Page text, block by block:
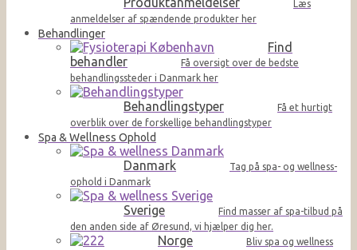
Læs
anmeldelser af spændende produkter her
Behandlinger
Find
behandler
Få oversigt over de bedste
behandlingssteder i Danmark her
Behandlingstyper
Få et hurtigt
overblik over de forskellige behandlingstyper
Spa & Wellness Ophold
Danmark
Tag på spa- og wellness-
ophold i Danmark
Sverige
Find masser af spa-tilbud på
den anden side af Øresund, vi hjælper dig her.
Norge
Bliv spa og wellness